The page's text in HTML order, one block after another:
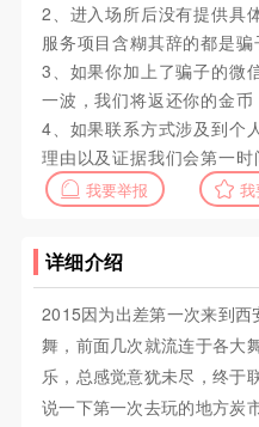
2、进入场所后没有提供具
服务项目含糊其辞的都是骗
3、如果你加上了骗子的微
一波，我们将返还你的金币
4、如果联系方式涉及到个
理由以及证据我们会第一时
我要举报
详细介绍
2015因为出差第一次来到
舞，前面几次就流连于各大
乐，总感觉意犹未尽，终于
说一下第一次去玩的地方炭